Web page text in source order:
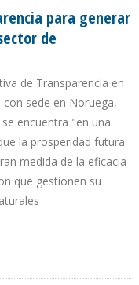
para generar
de
de Transparencia en
sede en Noruega,
encuentra "en una
la prosperidad futura
medida de la eficacia
que gestionen su